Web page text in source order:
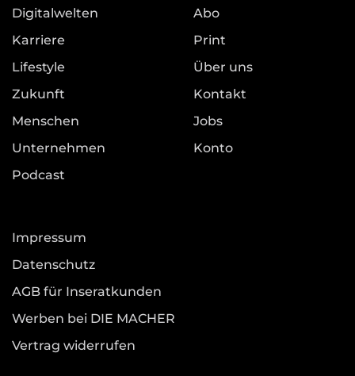
Digitalwelten
Karriere
Lifestyle
Zukunft
Menschen
Unternehmen
Podcast
Abo
Print
Über uns
Kontakt
Jobs
Konto
Impressum
Datenschutz
AGB für Inseratkunden
Werben bei DIE MACHER
Vertrag widerrufen